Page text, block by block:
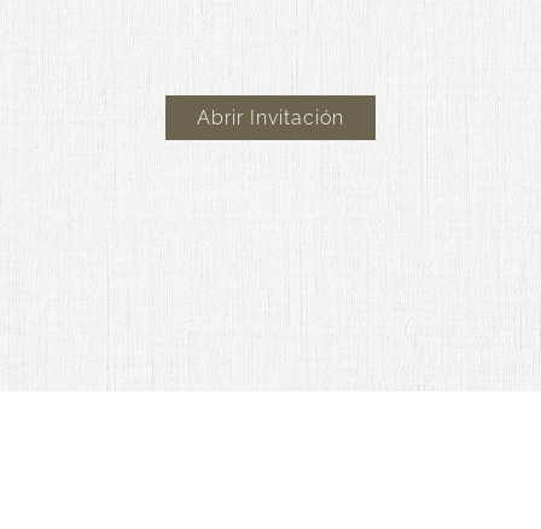
Abrir Invitación